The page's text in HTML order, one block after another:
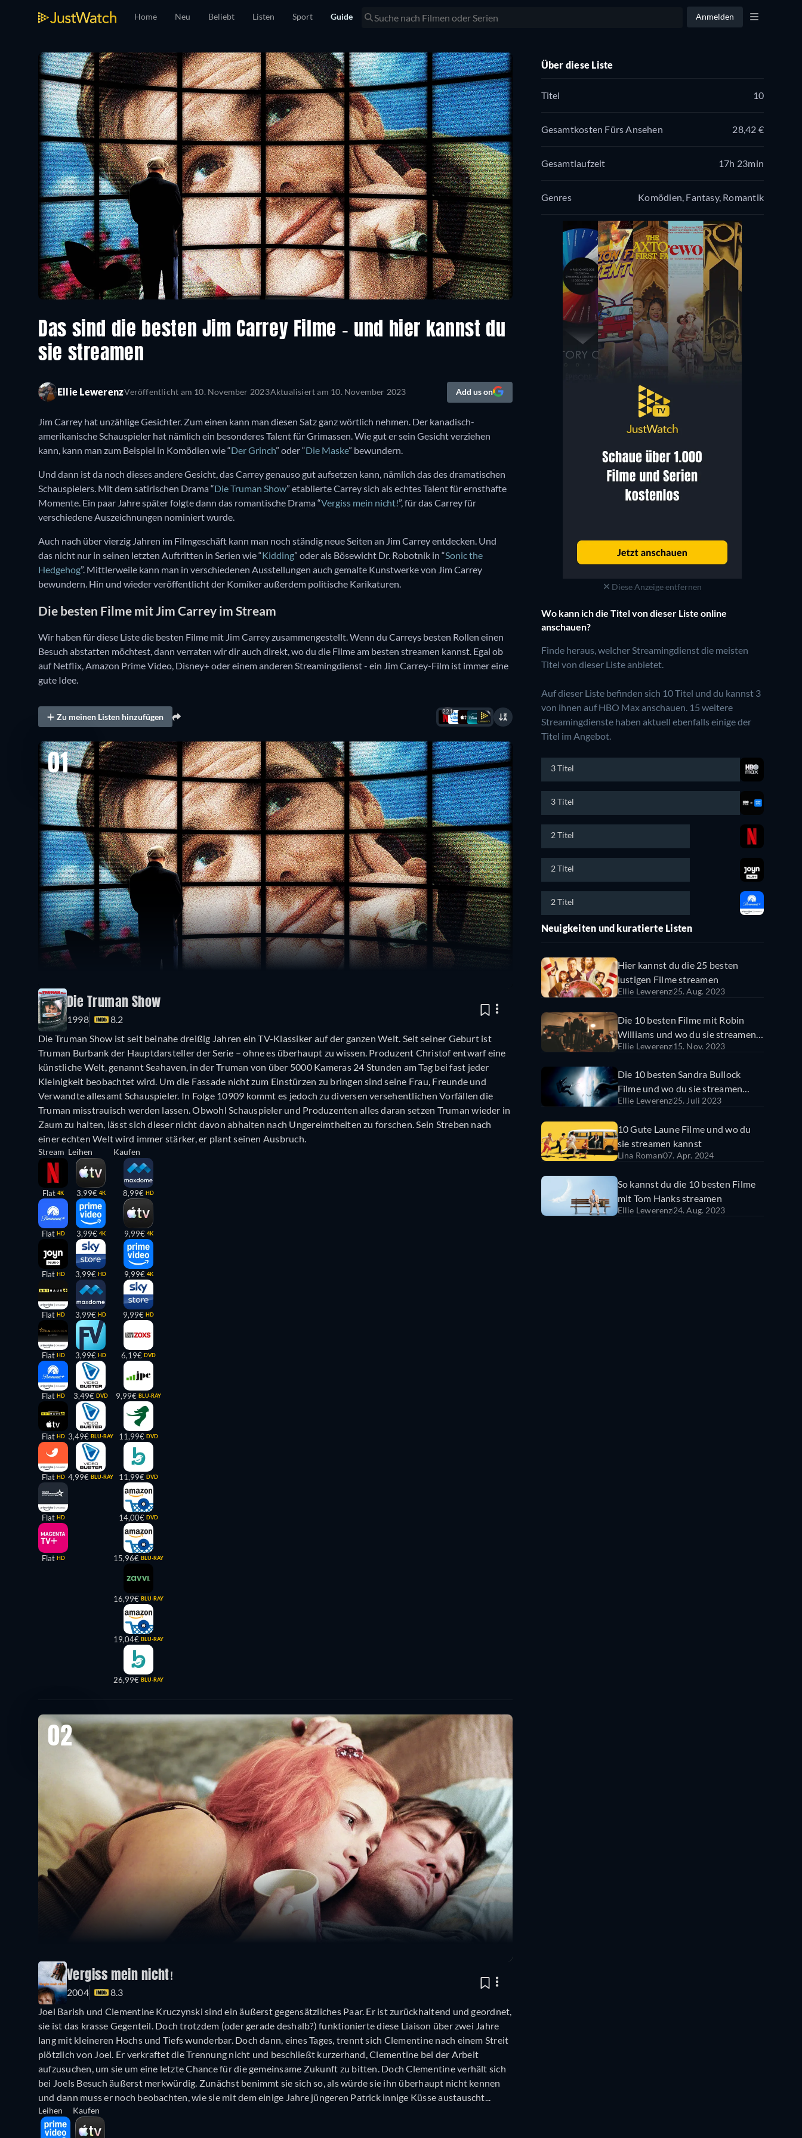
Home Neu Beliebt Listen Sport Guide Anmelden
Das sind die besten Jim Carrey Filme - und hier kannst du
sie streamen
Ellie LewerenzVeröffentlicht am 10. November 2023Aktualisiert am 10. November 2023 Add us on
Jim Carrey hat unzählige Gesichter. Zum einen kann man diesen Satz ganz wörtlich nehmen. Der kanadisch-
amerikanische Schauspieler hat nämlich ein besonderes Talent für Grimassen. Wie gut er sein Gesicht verziehen
kann, kann man zum Beispiel in Komödien wie “Der Grinch” oder “Die Maske” bewundern.
Und dann ist da noch dieses andere Gesicht, das Carrey genauso gut aufsetzen kann, nämlich das des dramatischen
Schauspielers. Mit dem satirischen Drama “Die Truman Show” etablierte Carrey sich als echtes Talent für ernsthafte
Momente. Ein paar Jahre später folgte dann das romantische Drama “Vergiss mein nicht!”, für das Carrey für
verschiedene Auszeichnungen nominiert wurde.
Auch nach über vierzig Jahren im Filmgeschäft kann man noch ständig neue Seiten an Jim Carrey entdecken. Und
das nicht nur in seinen letzten Auftritten in Serien wie “Kidding” oder als Bösewicht Dr. Robotnik in “Sonic the
Hedgehog”. Mittlerweile kann man in verschiedenen Ausstellungen auch gemalte Kunstwerke von Jim Carrey
bewundern. Hin und wieder veröffentlicht der Komiker außerdem politische Karikaturen.
Die besten Filme mit Jim Carrey im Stream
Wir haben für diese Liste die besten Filme mit Jim Carrey zusammengestellt. Wenn du Carreys besten Rollen einen
Besuch abstatten möchtest, dann verraten wir dir auch direkt, wo du die Filme am besten streamen kannst. Egal ob
auf Netflix, Amazon Prime Video, Disney+ oder einem anderen Streamingdienst - ein Jim Carrey-Film ist immer eine
gute Idee.
Zu meinen Listen hinzufügen
221
01
Die Truman Show
1998
8.2
Die Truman Show ist seit beinahe dreißig Jahren ein TV-Klassiker auf der ganzen Welt. Seit seiner Geburt ist
Truman Burbank der Hauptdarsteller der Serie – ohne es überhaupt zu wissen. Produzent Christof entwarf eine
künstliche Welt, genannt Seahaven, in der Truman von über 5000 Kameras 24 Stunden am Tag bei fast jeder
Kleinigkeit beobachtet wird. Um die Fassade nicht zum Einstürzen zu bringen sind seine Frau, Freunde und
Verwandte allesamt Schauspieler. In Folge 10909 kommt es jedoch zu diversen versehentlichen Vorfällen die
Truman misstrauisch werden lassen. Obwohl Schauspieler und Produzenten alles daran setzen Truman wieder in
Zaum zu halten, lässt sich dieser nicht davon abhalten nach Ungereimtheiten zu forschen. Sein Streben nach
einer echten Welt wird immer stärker, er plant seinen Ausbruch.
Stream
Flat 4K
Flat HD
Flat HD
Flat HD
Flat HD
Flat HD
Flat HD
Flat HD
Flat HD
Flat HD
Leihen
3,99€ 4K
3,99€ 4K
3,99€ HD
3,99€ HD
3,99€ HD
3,49€ DVD
3,49€ BLU-RAY
4,99€ BLU-RAY
Kaufen
8,99€ HD
9,99€ 4K
9,99€ 4K
9,99€ HD
6,19€ DVD
9,99€ BLU-RAY
11,99€ DVD
11,99€ DVD
14,00€ DVD
15,96€ BLU-RAY
16,99€ BLU-RAY
19,04€ BLU-RAY
26,99€ BLU-RAY
02
Vergiss mein nicht!
2004
8.3
Joel Barish und Clementine Kruczynski sind ein äußerst gegensätzliches Paar. Er ist zurückhaltend und geordnet,
sie ist das krasse Gegenteil. Doch trotzdem (oder gerade deshalb?) funktionierte diese Liaison über zwei Jahre
lang mit kleineren Hochs und Tiefs wunderbar. Doch dann, eines Tages, trennt sich Clementine nach einem Streit
plötzlich von Joel. Er verkraftet die Trennung nicht und beschließt kurzerhand, Clementine bei der Arbeit
aufzusuchen, um sie um eine letzte Chance für die gemeinsame Zukunft zu bitten. Doch Clementine verhält sich
bei Joels Besuch äußerst merkwürdig. Zunächst benimmt sie sich so, als würde sie ihn überhaupt nicht kennen
und dann muss er noch beobachten, wie sie mit dem einige Jahre jüngeren Patrick innige Küsse austauscht...
Leihen Kaufen
Über diese Liste
Titel 10
Gesamtkosten Fürs Ansehen 28,42 €
Gesamtlaufzeit 17h 23min
Genres Komödien, Fantasy, Romantik
Diese Anzeige entfernen
Wo kann ich die Titel von dieser Liste online
anschauen?
Finde heraus, welcher Streamingdienst die meisten
Titel von dieser Liste anbietet.
Auf dieser Liste befinden sich 10 Titel und du kannst 3
von ihnen auf HBO Max anschauen. 15 weitere
Streamingdienste haben aktuell ebenfalls einige der
Titel im Angebot.
3 Titel
3 Titel
2 Titel
2 Titel
2 Titel
Neuigkeiten und kuratierte Listen
Hier kannst du die 25 besten
lustigen Filme streamen
Ellie Lewerenz25. Aug. 2023
Die 10 besten Filme mit Robin
Williams und wo du sie streamen
kannst
Ellie Lewerenz15. Nov. 2023
Die 10 besten Sandra Bullock
Filme und wo du sie streamen
kannst
Ellie Lewerenz25. Juli 2023
10 Gute Laune Filme und wo du
sie streamen kannst
Lina Roman07. Apr. 2024
So kannst du die 10 besten Filme
mit Tom Hanks streamen
Ellie Lewerenz24. Aug. 2023